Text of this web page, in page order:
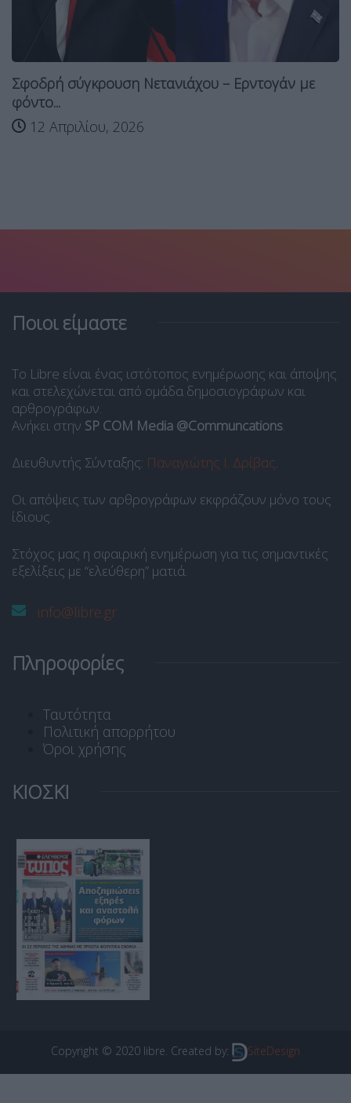
Σφοδρή σύγκρουση Νετανιάχου – Ερντογάν με
φόντο...
12 Απριλίου, 2026
Ποιοι είμαστε
Το Libre είναι ένας ιστότοπος ενημέρωσης και άποψης
και στελεχώνεται από ομάδα δημοσιογράφων και
αρθρογράφων.
Ανήκει στην SP COM Media @Communcations.
Διευθυντής Σύνταξης: Παναγιώτης Ι. Δρίβας.
Οι απόψεις των αρθρογράφων εκφράζουν μόνο τους
ίδιους.
Στόχος μας η σφαιρική ενημέρωση για τις σημαντικές
εξελίξεις με “ελεύθερη” ματιά.
info@libre.gr
Πληροφορίες
Ταυτότητα
Πολιτική απορρήτου
Όροι χρήσης
ΚΙΟΣΚΙ
Copyright © 2020 libre. Created by: SiteDesign